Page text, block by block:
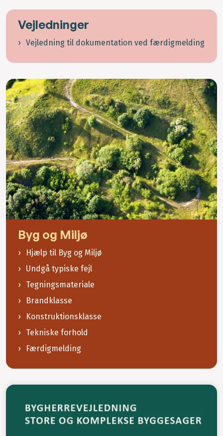
Vejledninger
Vejledning til dokumentation ved færdigmelding
Byg og Miljø
Hjælp til Byg og Miljø
Undgå typiske fejl
Tegningsmateriale
Brandklasse
Konstruktionsklasse
Tekniske forhold
Færdigmelding